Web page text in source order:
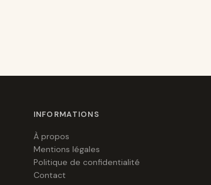
INFORMATIONS
À propos
Mentions légales
Politique de confidentialité
Contact